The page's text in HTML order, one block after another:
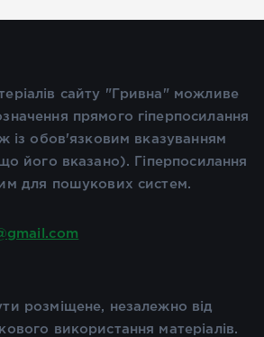
сайту "Гривна" можливе
прямого гіперпосилання
із обов'язковим вказуванням
його вказано). Гіперпосилання
для пошукових систем.
розміщене, незалежно від
використання матеріалів.